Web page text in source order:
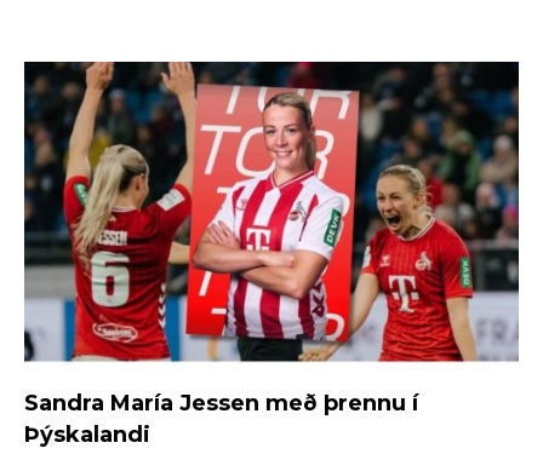
Sandra María Jessen með þrennu í
Þýskalandi